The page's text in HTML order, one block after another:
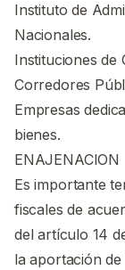
Instituto de
Nacionales.
Instituciones de
Corredores
Empresas
bienes.
ENAJENACION
Es importante
fiscales de
del artículo 14
la aportación